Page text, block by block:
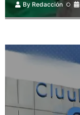
By Redacción